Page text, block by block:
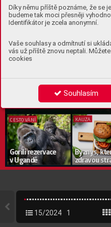
Díky němu příště poznáme, že se
budeme tak moci přesněji
Identifikátor je zcela anonymní.
Vaše souhlasy a odmítnutí si
vás už příště znovu neptali.
cookies
Souhlasím
Sla
z
alešné hlavy, vor z
Podařilo se
TRUE CRIME
KAUZA
Byznys,
zdravou
CESTOVÁNÍ
Gorilí rezervace
v Ugandě
15/2024 1